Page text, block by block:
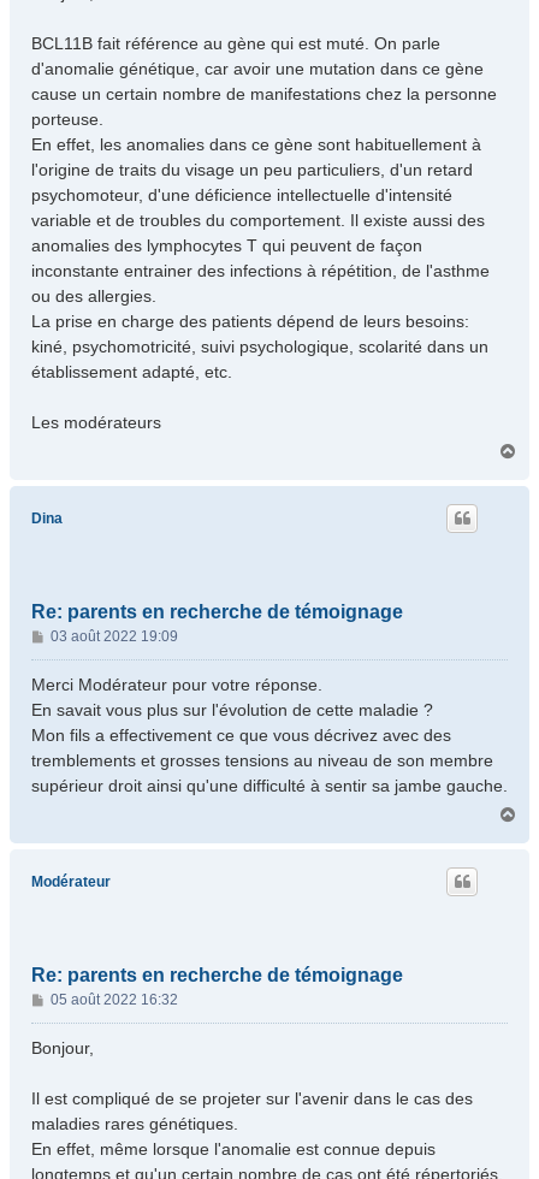
g
e
BCL11B fait référence au gène qui est muté. On parle
d'anomalie génétique, car avoir une mutation dans ce gène
cause un certain nombre de manifestations chez la personne
porteuse.
En effet, les anomalies dans ce gène sont habituellement à
l'origine de traits du visage un peu particuliers, d'un retard
psychomoteur, d'une déficience intellectuelle d'intensité
variable et de troubles du comportement. Il existe aussi des
anomalies des lymphocytes T qui peuvent de façon
inconstante entrainer des infections à répétition, de l'asthme
ou des allergies.
La prise en charge des patients dépend de leurs besoins:
kiné, psychomotricité, suivi psychologique, scolarité dans un
établissement adapté, etc.
Les modérateurs
u
Dina
Re: parents en recherche de témoignage
M
e
s
g
e
03 août 2022 19:09
Merci Modérateur pour votre réponse.
En savait vous plus sur l'évolution de cette maladie ?
Mon fils a effectivement ce que vous décrivez avec des
tremblements et grosses tensions au niveau de son membre
supérieur droit ainsi qu'une difficulté à sentir sa jambe gauche.
Modérateur
Re: parents en recherche de témoignage
M
e
s
g
e
05 août 2022 16:32
Bonjour,
Il est compliqué de se projeter sur l'avenir dans le cas des
maladies rares génétiques.
En effet, même lorsque l'anomalie est connue depuis
longtemps et qu'un certain nombre de cas ont été répertoriés,